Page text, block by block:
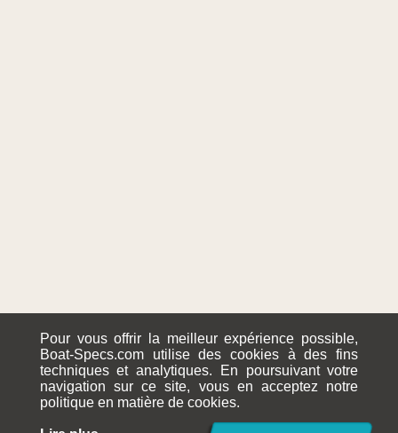
Pour vous offrir la meilleur expérience possible,
Boat-Specs.com utilise des cookies à des fins
techniques et analytiques. En poursuivant votre
navigation sur ce site, vous en acceptez notre
politique en matière de cookies.